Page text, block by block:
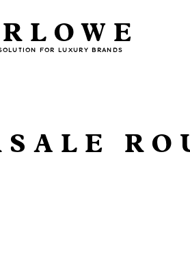
FOR LUXURY BRANDS